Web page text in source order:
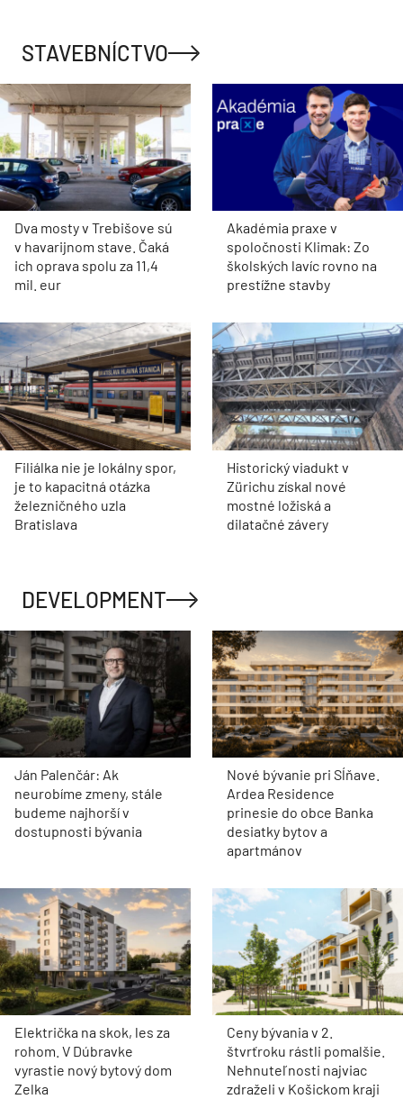
STAVEBNÍCTVO
Dva mosty v Trebišove sú
v havarijnom stave. Čaká
ich oprava spolu za 11,4
mil. eur
Akadémia praxe v
spoločnosti Klimak: Zo
školských lavíc rovno na
prestížne stavby
Filiálka nie je lokálny spor,
je to kapacitná otázka
železničného uzla
Bratislava
Historický viadukt v
Zürichu získal nové
mostné ložiská a
dilatačné závery
DEVELOPMENT
Ján Palenčár: Ak
neurobíme zmeny, stále
budeme najhorší v
dostupnosti bývania
Nové bývanie pri Sĺňave.
Ardea Residence
prinesie do obce Banka
desiatky bytov a
apartmánov
Električka na skok, les za
rohom. V Dúbravke
vyrastie nový bytový dom
Zelka
Ceny bývania v 2.
štvrťroku rástli pomalšie.
Nehnuteľnosti najviac
zdraželi v Košickom kraji